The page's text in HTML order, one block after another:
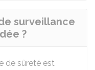
surveillance
?
de sûreté est